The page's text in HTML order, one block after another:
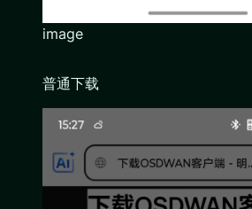
image
普通下载